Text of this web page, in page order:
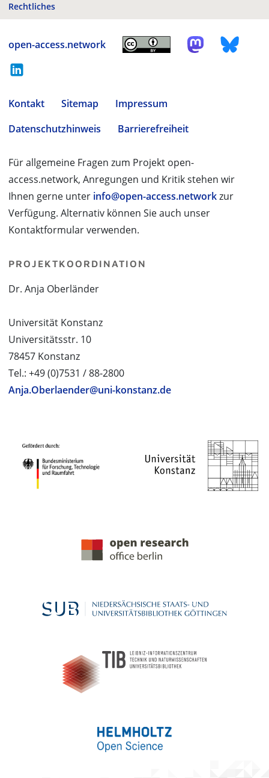
Rechtliches
open-access.network
Kontakt Sitemap
Impressum
Datenschutzhinweis
Barrierefreiheit
Für allgemeine Fragen zum Projekt open-
access.network, Anregungen und Kritik stehen wir
Ihnen gerne unter info@open-access.networkzur
Verfügung. Alternativ können Sie auch unser
Kontaktformular verwenden.
PROJEKTKOORDINATION
Dr. Anja Oberländer
Universität Konstanz
Universitätsstr. 10
78457 Konstanz
Tel.: +49 (0)7531 / 88-2800
Anja.Oberlaender@uni-konstanz.de